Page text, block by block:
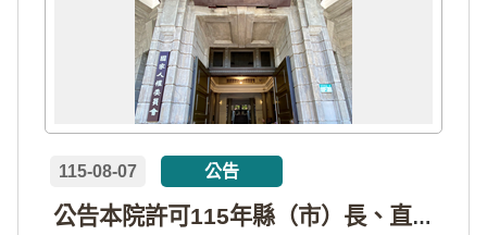
公告本院許可115年縣（市）長、直轄市議員、縣（市）議員擬參選人開立政治獻金專戶共計4戶。各專戶得收受政治獻金期間為自專戶許可設立日起至115年11月27日止，專戶名冊詳如附件。
115-08-07 公告